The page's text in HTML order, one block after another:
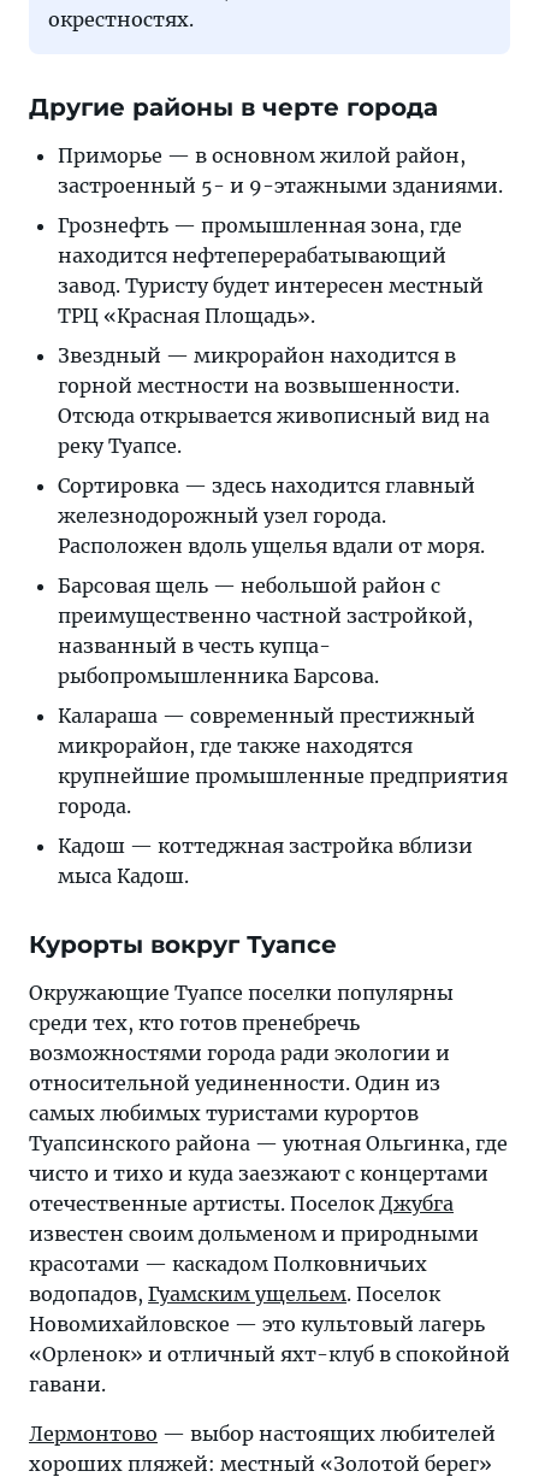
окрестностях.
Другие районы в черте города
Приморье — в основном жилой район,
застроенный 5- и 9-этажными зданиями.
Грознефть — промышленная зона, где
находится нефтеперерабатывающий
завод. Туристу будет интересен местный
ТРЦ «Красная Площадь».
Звездный — микрорайон находится в
горной местности на возвышенности.
Отсюда открывается живописный вид на
реку Туапсе.
Сортировка — здесь находится главный
железнодорожный узел города.
Расположен вдоль ущелья вдали от моря.
Барсовая щель — небольшой район с
преимущественно частной застройкой,
названный в честь купца-
рыбопромышленника Барсова.
Калараша — современный престижный
микрорайон, где также находятся
крупнейшие промышленные предприятия
города.
Кадош — коттеджная застройка вблизи
мыса Кадош.
Курорты вокруг Туапсе
Окружающие Туапсе поселки популярны
среди тех, кто готов пренебречь
возможностями города ради экологии и
относительной уединенности. Один из
самых любимых туристами курортов
Туапсинского района — уютная Ольгинка, где
чисто и тихо и куда заезжают с концертами
отечественные артисты. Поселок Джубга
известен своим дольменом и природными
красотами — каскадом Полковничьих
водопадов, Гуамским ущельем. Поселок
Новомихайловское — это культовый лагерь
«Орленок» и отличный яхт-клуб в спокойной
гавани.
Лермонтово — выбор настоящих любителей
хороших пляжей: местный «Золотой берег»